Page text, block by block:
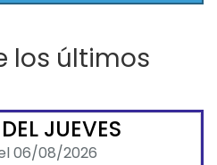
los últimos
JUEVES
06/08/2026